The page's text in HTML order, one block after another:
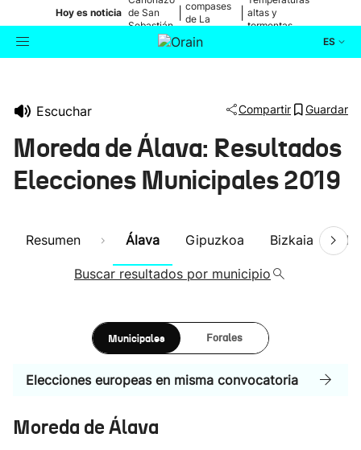
Hoy es noticia de San
Sebastián
compases
de La
altas y
tormentas
ES
Cultura
Escuchar Compartir Guardar
Moreda de Álava: Resultados
Elecciones Municipales 2019
Resumen Álava Gipuzkoa Bizkaia
Buscar resultados por municipio
Municipales Forales
Elecciones europeas en misma convocatoria
Moreda de Álava